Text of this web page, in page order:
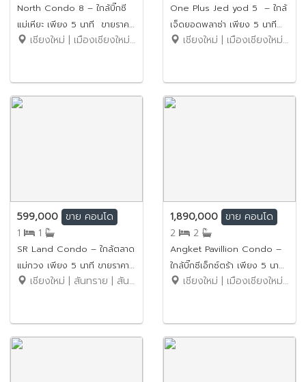
North Condo 8 – ใกล้บิ๊กซี
แม่เหียะ เพียง 5 นาที ขายราคา
เพียง 2.35 ล้านบาท รหัส
เชียงใหม่ | เมืองเชียงใหม่ | สุเทพ
One Plus Jed yod 5 – ใกล้
เจ็ดยอดพลาซ่า เพียง 5 นาที
ขายราคาเพียง 1.98 ล้านบาท
เชียงใหม่ | เมืองเชียงใหม่ | ช้างเผือก
599,000 ขาย คอนโด
1
1
SR Land Condo – ใกล้ตลาด
แม่กวง เพียง 5 นาที ขายราคา
เพียง 599,000 บาท (ค่าโอน
เชียงใหม่ | สันทราย | สันนาเม็ง
1,890,000 ขาย คอนโด
2
2
Angket Pavillion Condo –
ใกล้บิ๊กซีเอ็กซ์ตร้า เพียง 5 นาที
ขายราคาเพียง 1.89 ล้านบาท (ค่า
เชียงใหม่ | เมืองเชียงใหม่ | หนองป่าครั่ง